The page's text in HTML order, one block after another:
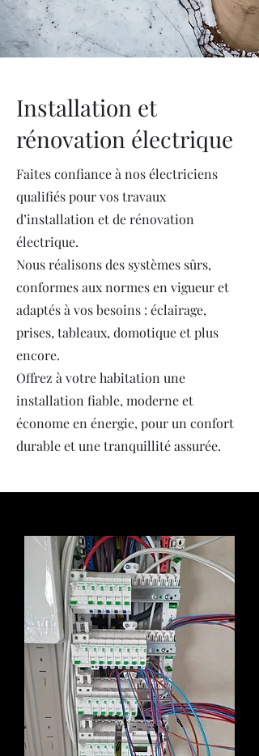
Installation et
rénovation électrique
Faites confiance à nos électriciens
qualifiés pour vos travaux
d’installation et de rénovation
électrique.
Nous réalisons des systèmes sûrs,
conformes aux normes en vigueur et
adaptés à vos besoins : éclairage,
prises, tableaux, domotique et plus
encore.
Offrez à votre habitation une
installation fiable, moderne et
économe en énergie, pour un confort
durable et une tranquillité assurée.